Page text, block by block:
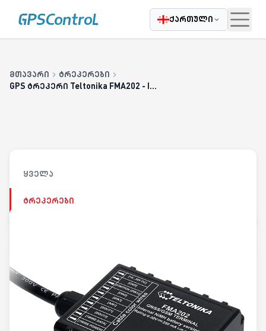
კარიერა ბლოგი
ქართული
მთავარი
ტრეკერები
GPS ტრეკერი Teltonika FMA202 - IP67 and Ni-MH back-up battery
ყველა
ტრეკერები